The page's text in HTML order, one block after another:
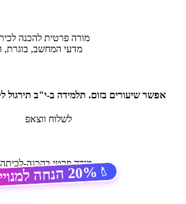
מורה פרטית להכנה
מדעי המחשב, בוגרת,
אפשר שיעורים בזום. תלמידה ב-י"ב תירגול
לשלוח ווצאפ
🏷️
20%
הנחה למנויים